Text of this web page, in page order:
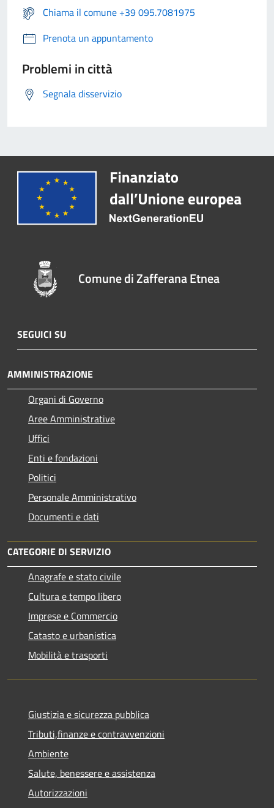
Chiama il comune +39 095.7081975
Prenota un appuntamento
Problemi in città
Segnala disservizio
Comune di Zafferana Etnea
SEGUICI SU
AMMINISTRAZIONE
Organi di Governo
Aree Amministrative
Uffici
Enti e fondazioni
Politici
Personale Amministrativo
Documenti e dati
CATEGORIE DI SERVIZIO
Anagrafe e stato civile
Cultura e tempo libero
Imprese e Commercio
Catasto e urbanistica
Mobilità e trasporti
Giustizia e sicurezza pubblica
Tributi,finanze e contravvenzioni
Ambiente
Salute, benessere e assistenza
Autorizzazioni